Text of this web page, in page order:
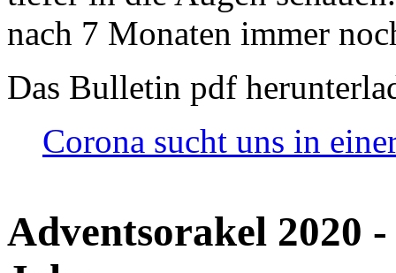
nach 7 Monaten immer
Das Bulletin pdf
Corona sucht uns in
Adventsorakel 2020